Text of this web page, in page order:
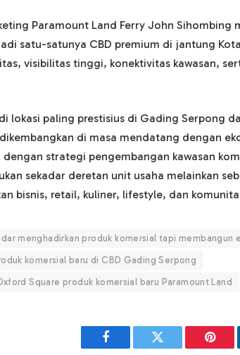
Paramount Land Ferry John Sihombing
satu-satunya CBD premium di jantung
visibilitas tinggi, konektivitas kawasan,
lokasi paling prestisius di Gading Serpong
di masa mendatang dengan
strategi pengembangan kawasan
sekadar deretan unit usaha melainkan
bisnis, retail, kuliner, lifestyle, dan
menghadirkan produk komersial tapi membangun
komersial baru di CBD Gading Serpong
Square produk komersial baru Paramount Land
Facebook Twitter